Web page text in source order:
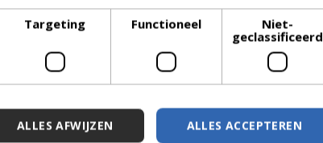
Targeting Functioneel
Niet-
geclassificeerd
ALLES ACCEPTEREN
ALLES AFWIJZEN